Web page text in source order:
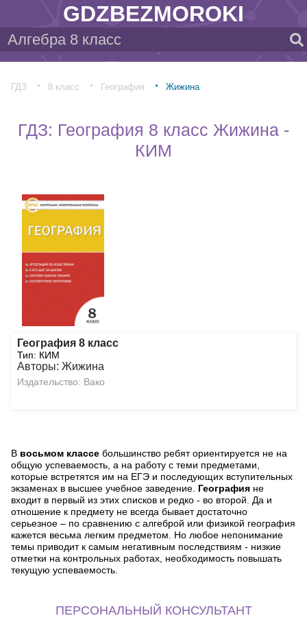
GDZBEZMOROKI
ГДЗ 8 класс География Жижина
ГДЗ: География 8 класс Жижина -
КИМ
География 8 класс
Тип: КИМ
Авторы: Жижина
Издательство: Вако
В восьмом классе большинство ребят ориентируется не на
общую успеваемость, а на работу с теми предметами,
которые встретятся им на ЕГЭ и последующих вступительных
экзаменах в высшее учебное заведение. География не
входит в первый из этих списков и редко - во второй. Да и
отношение к предмету не всегда бывает достаточно
серьезное – по сравнению с алгеброй или физикой география
кажется весьма легким предметом. Но любое непонимание
темы приводит к самым негативным последствиям - низкие
отметки на контрольных работах, необходимость повышать
текущую успеваемость.
ПЕРСОНАЛЬНЫЙ КОНСУЛЬТАНТ